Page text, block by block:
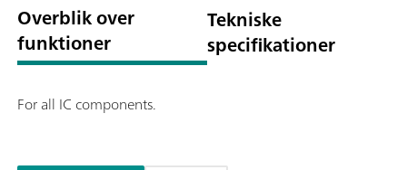
Overblik over
funktioner
Tekniske
specifikationer
For all IC components.